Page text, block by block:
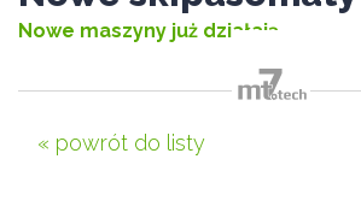
Nowe maszyny już działają
m
« powrót do listy